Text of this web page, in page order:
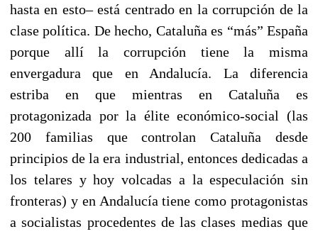
hasta en esto– está centrado en la corrupción de la
clase política. De hecho, Cataluña es “más” España
porque allí la corrupción tiene la misma
envergadura que en Andalucía. La diferencia
estriba en que mientras en Cataluña es
protagonizada por la élite económico-social (las
200 familias que controlan Cataluña desde
principios de la era industrial, entonces dedicadas a
los telares y hoy volcadas a la especulación sin
fronteras) y en Andalucía tiene como protagonistas
a socialistas procedentes de las clases medias que